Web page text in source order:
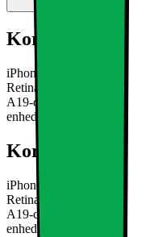
Kort om produktet
iPhone 17e smartphonen
Retina XDR-skærm,
A19-chippen og det alsidige
enhed, der er designet til
Kort om
iPhone 17e smartphonen
Retina XDR-skærm,
A19-chippen og det alsidige
enhed, der er designet til